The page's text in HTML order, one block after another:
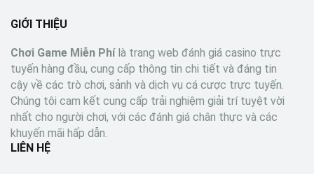
GIỚI THIỆU
Chơi Game Miễn Phílà trang web đánh giá casino trực
tuyến hàng đầu, cung cấp thông tin chi tiết và đáng tin
cậy về các trò chơi, sảnh và dịch vụ cá cược trực tuyến.
Chúng tôi cam kết cung cấp trải nghiệm giải trí tuyệt vời
nhất cho người chơi, với các đánh giá chân thực và các
khuyến mãi hấp dẫn.
LIÊN HỆ